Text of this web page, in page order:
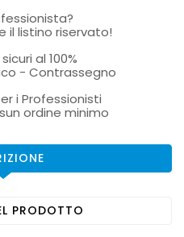
il listino riservato!
al 100%
- Contrassegno
i Professionisti
ordine minimo
PRODOTTO